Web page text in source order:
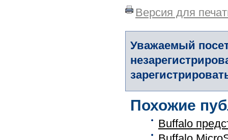
Версия для
Уважаемый
Похожие
Buffalo